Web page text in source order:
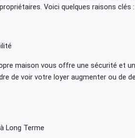
Voici quelques raisons clés :
maison vous offre une sécurité et
de voir votre loyer augmenter ou de
Long Terme